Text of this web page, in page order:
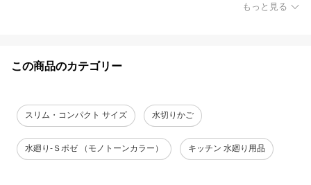
もっと見る
この商品のカテゴリー
スリム・コンパクト サイズ 水切りかご
水廻り-Ｓポゼ （モノトーンカラー） キッチン 水廻り用品